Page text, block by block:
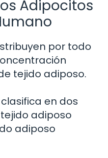
Adipocitos
por todo
tejido adiposo.
en dos
adiposo
adiposo